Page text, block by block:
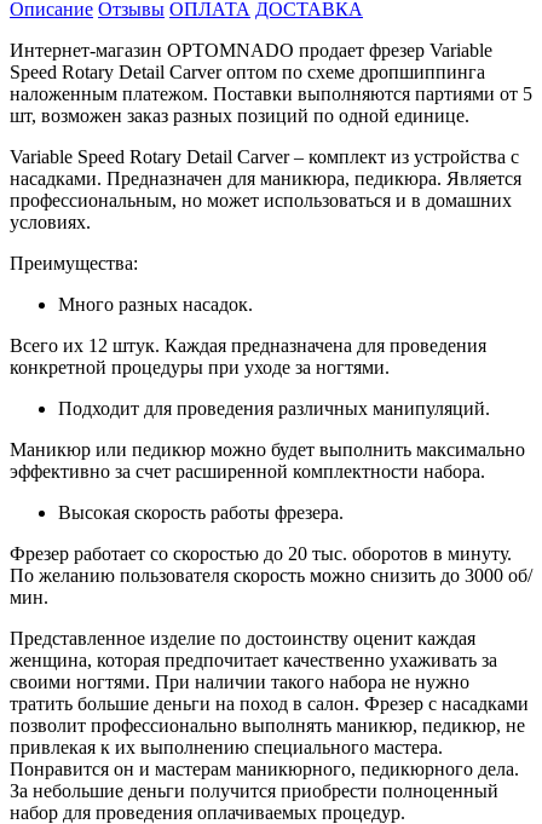
Описание Отзывы ОПЛАТА ДОСТАВКА
Интернет-магазин OPTOMNADO продает фрезер Variable
Speed Rotary Detail Carver оптом по схеме дропшиппинга
наложенным платежом. Поставки выполняются партиями от 5
шт, возможен заказ разных позиций по одной единице.
Variable Speed Rotary Detail Carver – комплект из устройства с
насадками. Предназначен для маникюра, педикюра. Является
профессиональным, но может использоваться и в домашних
условиях.
Преимущества:
Много разных насадок.
Всего их 12 штук. Каждая предназначена для проведения
конкретной процедуры при уходе за ногтями.
Подходит для проведения различных манипуляций.
Маникюр или педикюр можно будет выполнить максимально
эффективно за счет расширенной комплектности набора.
Высокая скорость работы фрезера.
Фрезер работает со скоростью до 20 тыс. оборотов в минуту.
По желанию пользователя скорость можно снизить до 3000 об/
мин.
Представленное изделие по достоинству оценит каждая
женщина, которая предпочитает качественно ухаживать за
своими ногтями. При наличии такого набора не нужно
тратить большие деньги на поход в салон. Фрезер с насадками
позволит профессионально выполнять маникюр, педикюр, не
привлекая к их выполнению специального мастера.
Понравится он и мастерам маникюрного, педикюрного дела.
За небольшие деньги получится приобрести полноценный
набор для проведения оплачиваемых процедур.